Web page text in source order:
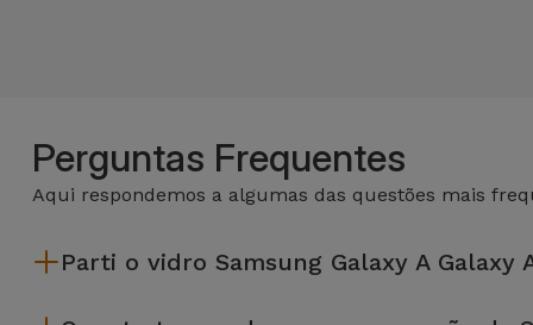
Perguntas Frequentes
Aqui respondemos a algumas das questões mais
Parti o vidro Samsung Galaxy A Galaxy